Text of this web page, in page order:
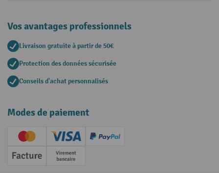
Vos avantages professionnels
Livraison gratuite à partir de 50€
Protection des données sécurisée
Conseils d'achat personnalisés
Modes de paiement
Creditcard (Master)Creditcard (Visa)
PayPal
Facture Paiement anticipé